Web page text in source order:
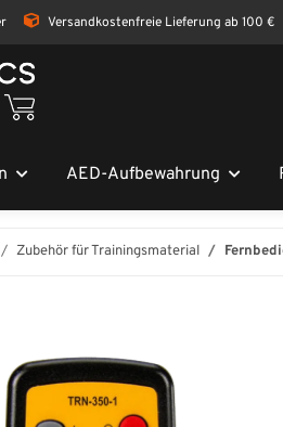
Versandkostenfreie Lieferung ab 100 €
AED-Aufbewahrung
Zubehör für Trainingsmaterial